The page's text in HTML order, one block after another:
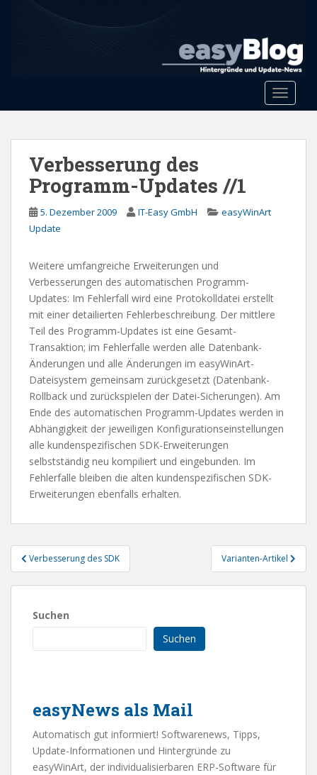
Toggle
Verbesserung des
Programm-Updates //1
5. Dezember 2009 IT-Easy GmbH
easyWinArt
Update
Weitere umfangreiche Erweiterungen und
Verbesserungen des automatischen Programm-
Updates: Im Fehlerfall wird eine Protokolldatei erstellt
mit einer detailierten Fehlerbeschreibung. Der mittlere
Teil des Programm-Updates ist eine Gesamt-
Transaktion; im Fehlerfalle werden alle Datenbank-
Änderungen und alle Änderungen im easyWinArt-
Dateisystem gemeinsam zurückgesetzt (Datenbank-
Rollback und zurückspielen der Datei-Sicherungen). Am
Ende des automatischen Programm-Updates werden in
Abhängigkeit der jeweiligen Konfigurationseinstellungen
alle kundenspezifischen SDK-Erweiterungen
selbstständig neu kompiliert und eingebunden. Im
Fehlerfalle bleiben die alten kundenspezifischen SDK-
Erweiterungen ebenfalls erhalten.
Beitragsnavigation
Verbesserung des SDK Varianten-Artikel
Suchen
Suchen
easyNews als Mail
Automatisch gut informiert! Softwarenews, Tipps,
Update-Informationen und Hintergründe zu
easyWinArt, der individualisierbaren ERP-Software für